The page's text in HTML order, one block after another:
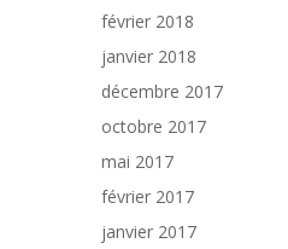
février 2018
janvier 2018
décembre 2017
octobre 2017
mai 2017
février 2017
janvier 2017